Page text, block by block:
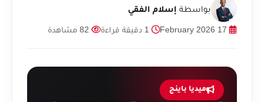
بواسطة إسلام الفقي
ميديا باينج